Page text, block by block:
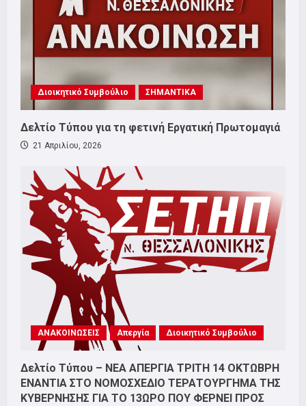
Διοικητικό Συμβούλιο ΣΗΜΑΝΤΙΚΑ
Δελτίο Τύπου για τη φετινή Εργατική Πρωτομαγιά
21 Απριλίου, 2026
ΑΝΑΚΟΙΝΩΣΕΙΣ Απεργία Διοικητικό Συμβούλιο
Δελτίο Τύπου – ΝΕΑ ΑΠΕΡΓΙΑ ΤΡΙΤΗ 14 ΟΚΤΩΒΡΗ
ΕΝΑΝΤΙΑ ΣΤΟ ΝΟΜΟΣΧΕΔΙΟ ΤΕΡΑΤΟΥΡΓΗΜΑ ΤΗΣ
ΚΥΒΕΡΝΗΣΗΣ ΓΙΑ ΤΟ 13ΩΡΟ ΠΟΥ ΦΕΡΝΕΙ ΠΡΟΣ